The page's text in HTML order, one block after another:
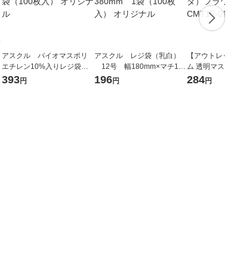
アスクル バイオマスポリ
エチレン10%入りレジ袋
（乳白）30号 1袋（100枚
393円
アスクル レジ袋（乳白）
12号 幅180mm×マチ110
mm×縦380mm 1袋（100
196円
【アウトレッ
ム 透明マスキ
DA（ソーダ）
284円